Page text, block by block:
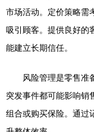
市场活动。定价策略需
吸引顾客。提供良好的
能建立长期信任。
风险管理是零售准
突发事件都可能影响销
组合或购买保险。通过